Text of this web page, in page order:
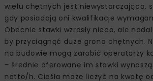
wielu chętnych jest niewystarczająca,
gdy posiadają oni kwalifikacje
Obecnie stawki wzrosły nieco, ale
by przyciągnąć duże grono chętnych.
na budowie mogą zarobić operatorzy
– średnie oferowane im stawki wynoszą
netto/h. Cieśla może liczyć na kwotę od